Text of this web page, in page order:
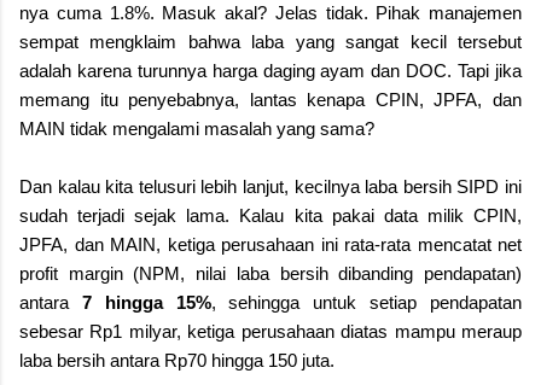
nya cuma 1.8%. Masuk akal? Jelas tidak. Pihak manajemen
sempat mengklaim bahwa laba yang sangat kecil tersebut
adalah karena turunnya harga daging ayam dan DOC. Tapi jika
memang itu penyebabnya, lantas kenapa CPIN, JPFA, dan
MAIN tidak mengalami masalah yang sama?
Dan kalau kita telusuri lebih lanjut, kecilnya laba bersih SIPD ini
sudah terjadi sejak lama. Kalau kita pakai data milik CPIN,
JPFA, dan MAIN, ketiga perusahaan ini rata-rata mencatat net
profit margin (NPM, nilai laba bersih dibanding pendapatan)
antara 7 hingga 15%, sehingga untuk setiap pendapatan
sebesar Rp1 milyar, ketiga perusahaan diatas mampu meraup
laba bersih antara Rp70 hingga 150 juta.